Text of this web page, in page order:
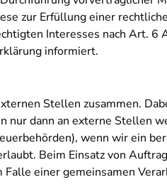
zur Erfüllung einer
Interesses nach Art.
informiert.
Stellen zusammen.
dann an externe Stellen
wenn wir ein
Beim Einsatz von
einer gemeinsamen